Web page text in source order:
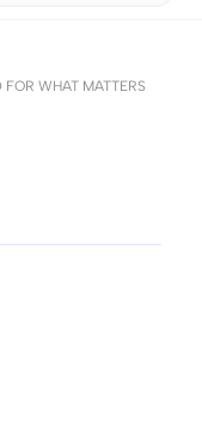
FOR WHAT MATTERS